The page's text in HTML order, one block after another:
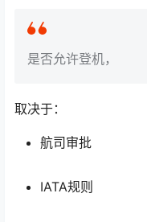
是否允许登机，
取决于：
航司审批
IATA规则